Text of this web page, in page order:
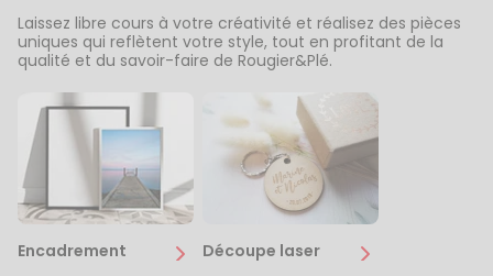
Laissez libre cours à votre créativité et réalisez des pièces
uniques qui reflètent votre style, tout en profitant de la
qualité et du savoir-faire de Rougier&Plé.
Encadrement Découpe laser